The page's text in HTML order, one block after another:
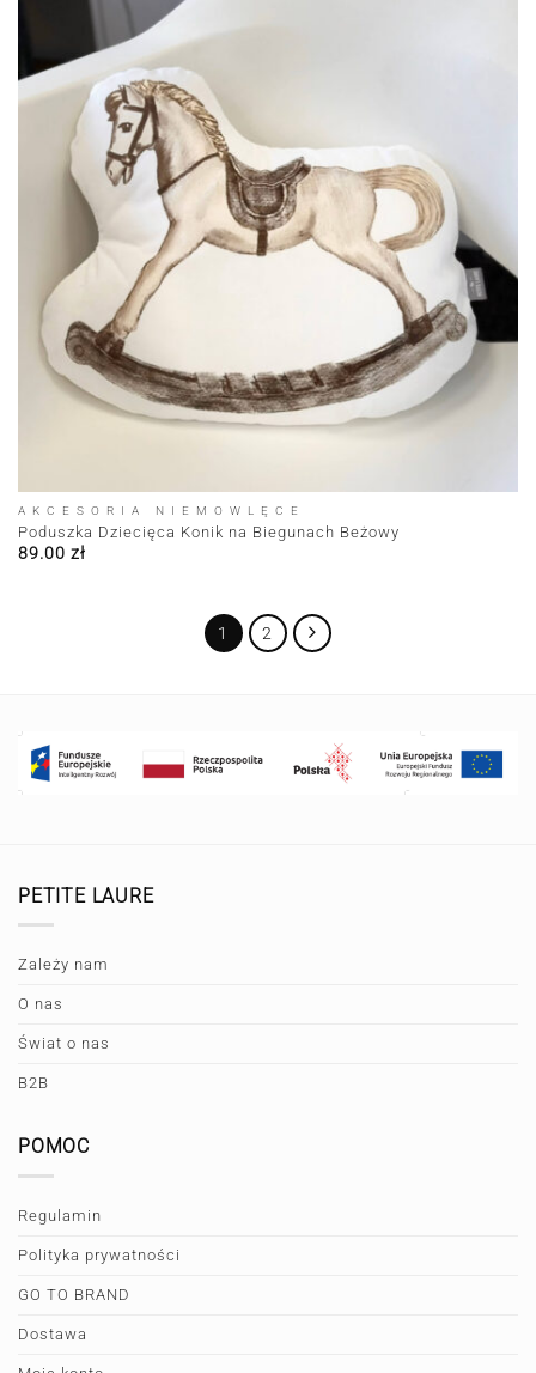
AKCESORIA NIEMOWLĘCE
Poduszka Dziecięca Konik na Biegunach Beżowy
89.00 zł
1 2
PETITE LAURE
Zależy nam
O nas
Świat o nas
B2B
POMOC
Regulamin
Polityka prywatności
GO TO BRAND
Dostawa